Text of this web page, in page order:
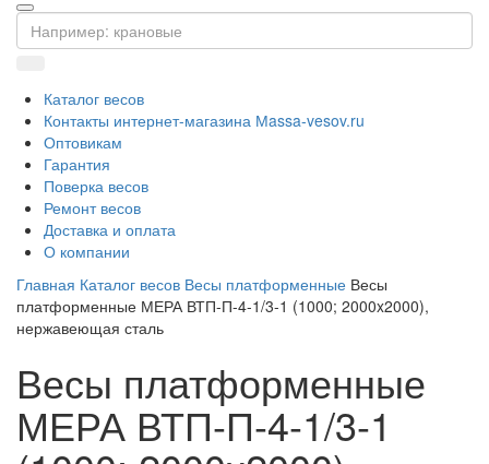
Каталог весов
Контакты интернет-магазина Мassa-vesov.ru
Оптовикам
Гарантия
Поверка весов
Ремонт весов
Доставка и оплата
О компании
Главная Каталог весов Весы платформенные Весы
платформенные МЕРА ВТП-П-4-1/3-1 (1000; 2000x2000),
нержавеющая сталь
Весы платформенные
МЕРА ВТП-П-4-1/3-1